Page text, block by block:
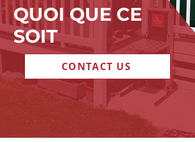
QUOI QUE CE
SOIT
CONTACT US